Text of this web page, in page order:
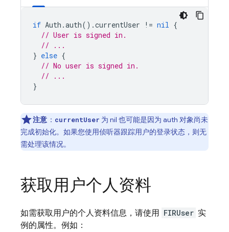
if Auth .auth().currentUser != nil {
// User is signed in.
// ...
} else {
// No user is signed in.
// ...
}
注意 ： currentUser 为 nil 也可能是因为 auth 对象尚未
完成初始化。如果您使用侦听器跟踪用户的登录状态，则无
需处理该情况。
获取用户个人资料
如需获取用户的个人资料信息，请使用 FIRUser 实
例的属性。例如：